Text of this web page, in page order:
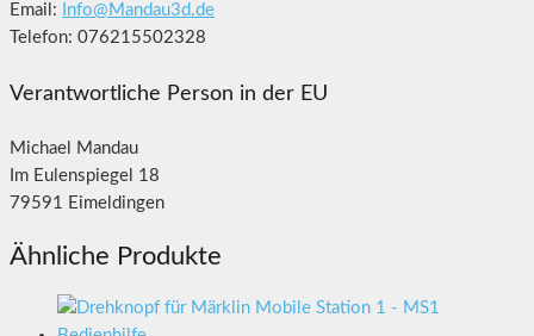
Email:
Info@Mandau3d.de
Telefon: 076215502328
Verantwortliche Person in der EU
Michael Mandau
Im Eulenspiegel 18
79591 Eimeldingen
Ähnliche Produkte